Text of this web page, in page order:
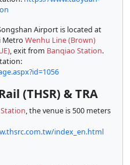
Airport is located at
Metro Wenhu Line (Brown)
, exit from Banqiao Station.
(THSR) & TRA
, the venue is 500 meters
index_en.html